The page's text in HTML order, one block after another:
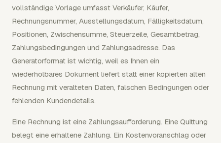
vollständige Vorlage umfasst Verkäufer, Käufer,
Rechnungsnummer, Ausstellungsdatum, Fälligkeitsdatum,
Positionen, Zwischensumme, Steuerzeile, Gesamtbetrag,
Zahlungsbedingungen und Zahlungsadresse. Das
Generatorformat ist wichtig, weil es Ihnen ein
wiederholbares Dokument liefert statt einer kopierten alten
Rechnung mit veralteten Daten, falschen Bedingungen oder
fehlenden Kundendetails.
Eine Rechnung ist eine Zahlungsaufforderung. Eine Quittung
belegt eine erhaltene Zahlung. Ein Kostenvoranschlag oder